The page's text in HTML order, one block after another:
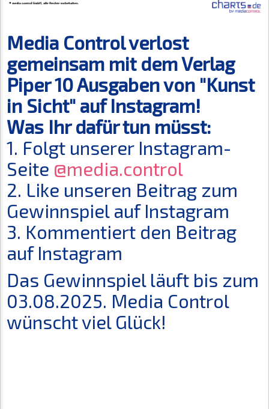
Media Control verlost
gemeinsam mit dem Verlag
Piper 10 Ausgaben von "Kunst
in Sicht" auf Instagram!
Was Ihr dafür tun müsst:
1. Folgt unserer Instagram-
Seite @media.control
2. Like unseren Beitrag zum
Gewinnspiel auf Instagram
3. Kommentiert den Beitrag
auf Instagram
Das Gewinnspiel läuft bis zum
03.08.2025. Media Control
wünscht viel Glück!